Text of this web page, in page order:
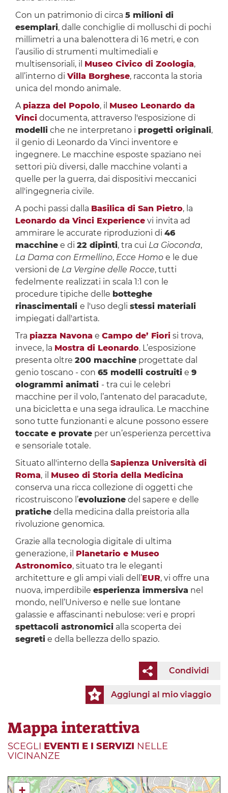
Con un patrimonio di circa 5 milioni di
esemplari, dalle conchiglie di molluschi di pochi
millimetri a una balenottera di 16 metri, e con
l’ausilio di strumenti multimediali e
multisensoriali, il Museo Civico di Zoologia,
all’interno di Villa Borghese, racconta la storia
unica del mondo animale.
A piazza del Popolo, il Museo Leonardo da
Vincidocumenta, attraverso l'esposizione di
modelliche ne interpretano i progetti originali,
il genio di Leonardo da Vinci inventore e
ingegnere. Le macchine esposte spaziano nei
settori più diversi, dalle macchine volanti a
quelle per la guerra, dai dispositivi meccanici
all'ingegneria civile.
A pochi passi dalla Basilica di San Pietro, la
Leonardo da Vinci Experiencevi invita ad
ammirare le accurate riproduzioni di 46
macchinee di 22 dipinti, tra cui La Gioconda,
La Dama con Ermellino, Ecce Homoe le due
versioni de La Vergine delle Rocce, tutti
fedelmente realizzati in scala 1:1 con le
procedure tipiche delle botteghe
rinascimentali e l'uso degli stessi materiali
impiegati dall'artista.
Tra piazza Navonae Campo de’ Fiorisi trova,
invece, la Mostra di Leonardo. L’esposizione
presenta oltre 200 macchineprogettate dal
genio toscano - con 65 modelli costruitie 9
ologrammi animati - tra cui le celebri
macchine per il volo, l’antenato del paracadute,
una bicicletta e una sega idraulica. Le macchine
sono tutte funzionanti e alcune possono essere
toccate e provateper un’esperienza percettiva
e sensoriale totale.
Situato all'interno della Sapienza Università di
Roma, il Museo di Storia della Medicina
conserva una ricca collezione di oggetti che
ricostruiscono l’evoluzionedel sapere e delle
pratichedella medicina dalla preistoria alla
rivoluzione genomica.
Grazie alla tecnologia digitale di ultima
generazione, il Planetario e Museo
Astronomico, situato tra le eleganti
architetture e gli ampi viali dell’EUR, vi offre una
nuova, imperdibile esperienza immersiva nel
mondo, nell’Universo e nelle sue lontane
galassie e affascinanti nebulose: veri e propri
spettacoli astronomicialla scoperta dei
segretie della bellezza dello spazio.
Condividi
Aggiungi al mio viaggio
Mappa interattiva
SCEGLI EVENTI E I SERVIZI NELLE
VICINANZE
+